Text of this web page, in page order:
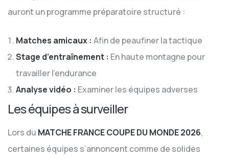
auront un programme préparatoire structuré :
Matches amicaux : Afin de peaufiner la tactique
Stage d’entraînement : En haute montagne pour
travailler l’endurance
Analyse vidéo : Examiner les équipes adverses
Les équipes à surveiller
Lors du MATCHE FRANCE COUPE DU MONDE 2026,
certaines équipes s’annoncent comme de solides